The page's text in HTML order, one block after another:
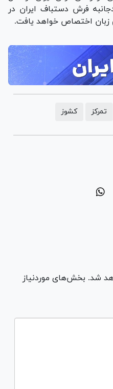
فرش دستباف ایران در
زبان اختصاص خواهد یافت.
تمرکز کشوز
شد. بخش‌های موردنیاز